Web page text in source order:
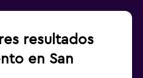
resultados
en San